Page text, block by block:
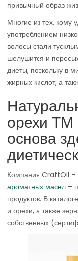
привычный образ
Многие из тех, кому
употреблением
волосы стали
шелушится и
диеты, поскольку в
жирных кислот, а
орехи
основа
Компания CraftOil –
ароматных масел –
продуктов. В
и орехи, а также
собственных